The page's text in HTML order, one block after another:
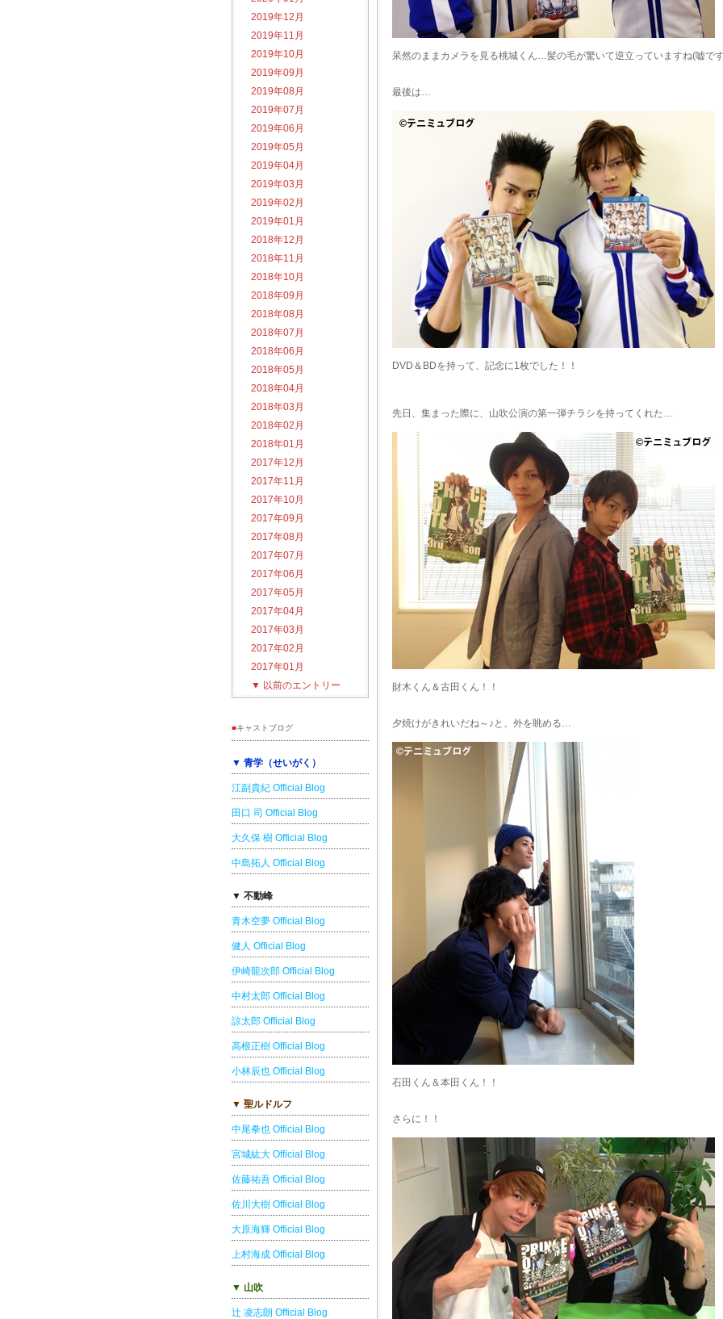
2019年12月
2019年11月
2019年10月
2019年09月
2019年08月
2019年07月
2019年06月
2019年05月
2019年04月
2019年03月
2019年02月
2019年01月
2018年12月
2018年11月
2018年10月
2018年09月
2018年08月
2018年07月
2018年06月
2018年05月
2018年04月
2018年03月
2018年02月
2018年01月
2017年12月
2017年11月
2017年10月
2017年09月
2017年08月
2017年07月
2017年06月
2017年05月
2017年04月
2017年03月
2017年02月
2017年01月
▼ 以前のエントリー
■キャストブログ
▼ 青学（せいがく）
江副貴紀 Official Blog
田口 司 Official Blog
大久保 樹 Official Blog
中島拓人 Official Blog
▼ 不動峰
青木空夢 Official Blog
健人 Official Blog
伊崎龍次郎 Official Blog
中村太郎 Official Blog
諒太郎 Official Blog
高根正樹 Official Blog
小林辰也 Official Blog
▼ 聖ルドルフ
中尾拳也 Official Blog
宮城紘大 Official Blog
佐藤祐吾 Official Blog
佐川大樹 Official Blog
大原海輝 Official Blog
上村海成 Official Blog
▼ 山吹
辻 凌志朗 Official Blog
呆然のままカメラを見る桃城くん…髪の毛が驚いて逆立っていますね(嘘で
最後は…
DVD＆BDを持って、記念に1枚でした！！
先日、集まった際に、山吹公演の第一弾チラシを持ってくれた…
財木くん＆古田くん！！
夕焼けがきれいだね～♪と、外を眺める…
石田くん＆本田くん！！
さらに！！